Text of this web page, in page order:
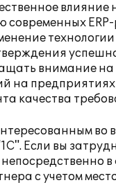
влияние
современных
внимание
на предприятиях
качества
во
Если вы
с учетом